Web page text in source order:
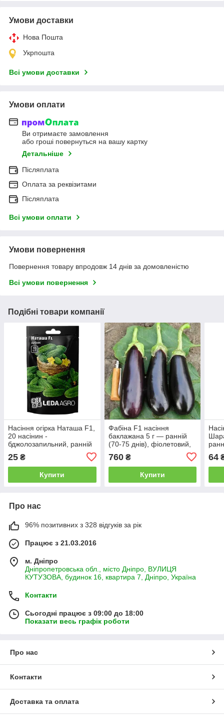
Умови доставки
Нова Пошта
Укрпошта
Всі умови доставки
Умови оплати
Ви отримаєте замовлення
або гроші повернуться на вашу картку
Детальніше
Післяплата
Оплата за реквізитами
Післяплата
Всі умови оплати
Умови повернення
Повернення товару впродовж 14 днів за домовленістю
Всі умови повернення
Подібні товари компанії
Насіння огірка Наташа F1,
20 насінин -
бджолозапильний, ранній
LEDAAGRO
25 ₴
Купити
Фабіна F1 насіння
баклажана 5 г — ранній
(70-75 днів), фіолетовий,
760₴
Купити
64
Про нас
96% позитивних з 328 відгуків за рік
Працює з 21.03.2016
м. Дніпро
Дніпропетровська обл., місто Дніпро, ВУЛИЦЯ
КУТУЗОВА, будинок 16, квартира 7, Дніпро, Україна
Контакти
Сьогодні працює з 09:00 до 18:00
Показати весь графік роботи
Про нас
Контакти
Доставка та оплата